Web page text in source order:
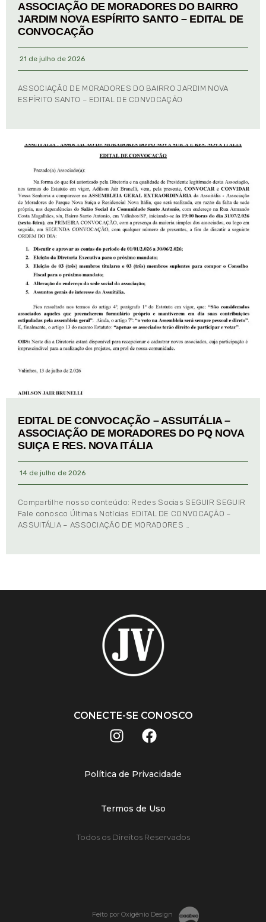
ASSOCIAÇÃO DE MORADORES DO BAIRRO
JARDIM NOVA ESPÍRITO SANTO – EDITAL DE
CONVOCAÇÃO
21 de julho de 2026
ASSOCIAÇÃO DE MORADORES DO BAIRRO JARDIM NOVA
ESPÍRITO SANTO – EDITAL DE CONVOCAÇÃO
EDITAL DE CONVOCAÇÃO – ASSUITÁLIA –
ASSOCIAÇÃO DE MORADORES DO PQ NOVA
SUIÇA E RES. NOVA ITÁLIA
14 de julho de 2026
Compartilhe nosso conteúdo: Redes Socias SEGUIR SEGUIR
Fale conosco Últimas Notícias EDITAL DE CONVOCAÇÃO –
ASSUITÁLIA – ASSOCIAÇÃO DE MORADORES …
CONECTE-SE CONOSCO
Política de Privacidade
Termos de Uso
Todos os Direitos Reservados
Feito por Oxigênio Design